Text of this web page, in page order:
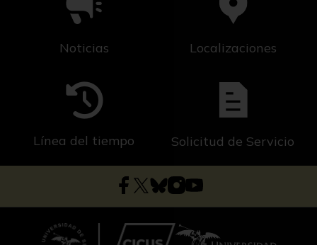
Noticias Localizaciones
Línea del tiempo Solicitud de Servicio